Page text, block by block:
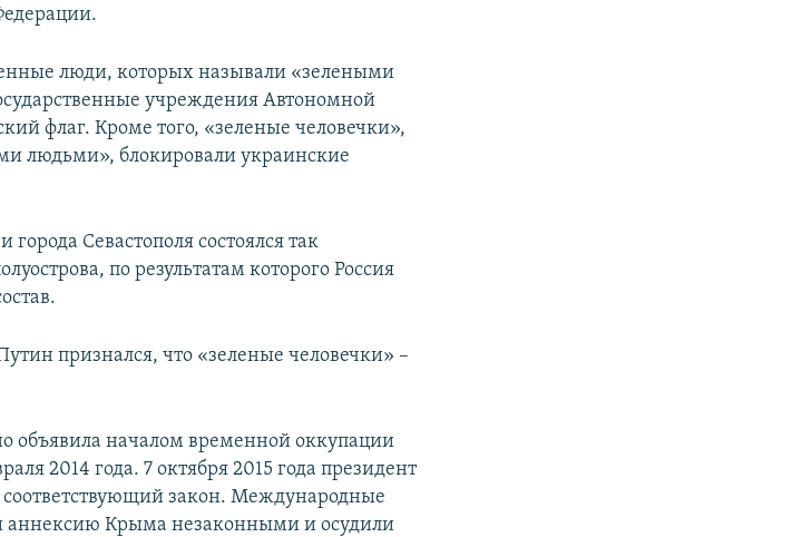
люди, которых называли «зелеными
учреждения Автономной
флаг. Кроме того, «зеленые человечки»,
людьми», блокировали украинские
Севастополя состоялся так
по результатам которого Россия
признался, что «зеленые человечки» –
объявила началом временной оккупации
2014 года. 7 октября 2015 года президент
закон. Международные
аннексию Крыма незаконными и осудили